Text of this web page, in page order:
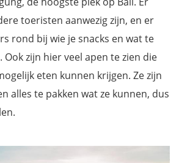
toeristen aanwezig zijn, en er
rond bij wie je snacks en wat te
zijn hier veel apen te zien die
eten kunnen krijgen. Ze zijn
alles te pakken wat ze kunnen, dus